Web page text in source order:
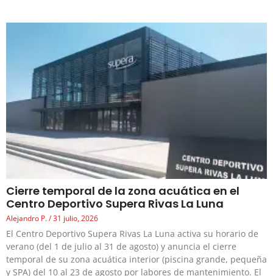
Cierre temporal de la zona acuática en el
Centro Deportivo Supera Rivas La Luna
Alejandro P. 31 julio, 2026
El Centro Deportivo Supera Rivas La Luna activa su horario de
verano (del 1 de julio al 31 de agosto) y anuncia el cierre
temporal de su zona acuática interior (piscina grande, pequeña
y SPA) del 10 al 23 de agosto por labores de mantenimiento. El